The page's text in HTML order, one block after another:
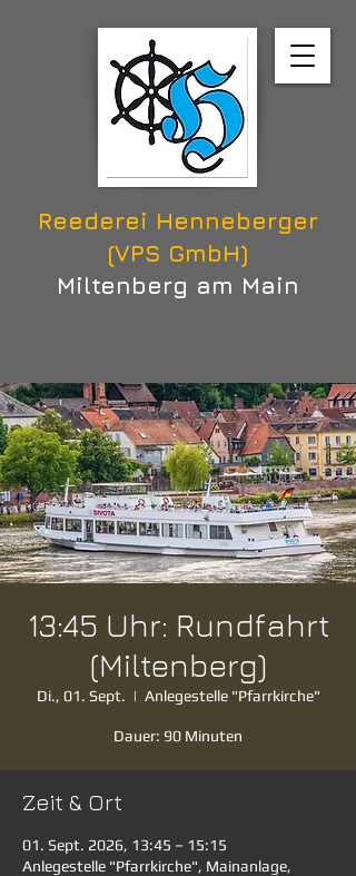
Reederei Henneberger
(VPS GmbH)
Miltenberg am Main
13:45 Uhr: Rundfahrt
(Miltenberg)
Di., 01. Sept.
  |
Anlegestelle "Pfarrkirche"
Dauer: 90 Minuten
Zeit & Ort
01. Sept. 2026, 13:45 – 15:15
Anlegestelle "Pfarrkirche", Mainanlage,